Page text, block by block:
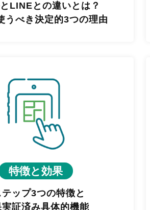
LINEとの違いとは？
うべき決定的3つの理由
特徴と効果
ップ3つの特徴と
証済み具体的機能